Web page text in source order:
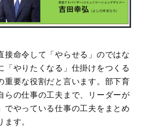
接命令して「やらせる」のではな
「やりたくなる」仕掛けをつくる
重要な役割だと言います。部下育
らの仕事の工夫まで、リーダーが
でやっている仕事の工夫をまとめ
ます。